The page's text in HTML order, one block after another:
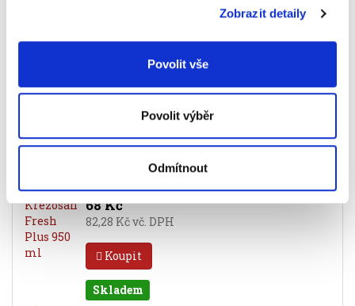
Zobrazit detaily
Povolit vše
Povolit výběr
Odmítnout
Prostředek dezinfekční
156,09 Kč vč. DPH
Skladem
Prostředek dezinfekční
Krezosan Fresh Plus 950 ml
68 Kč
82,28 Kč vč. DPH
Koupit
Skladem